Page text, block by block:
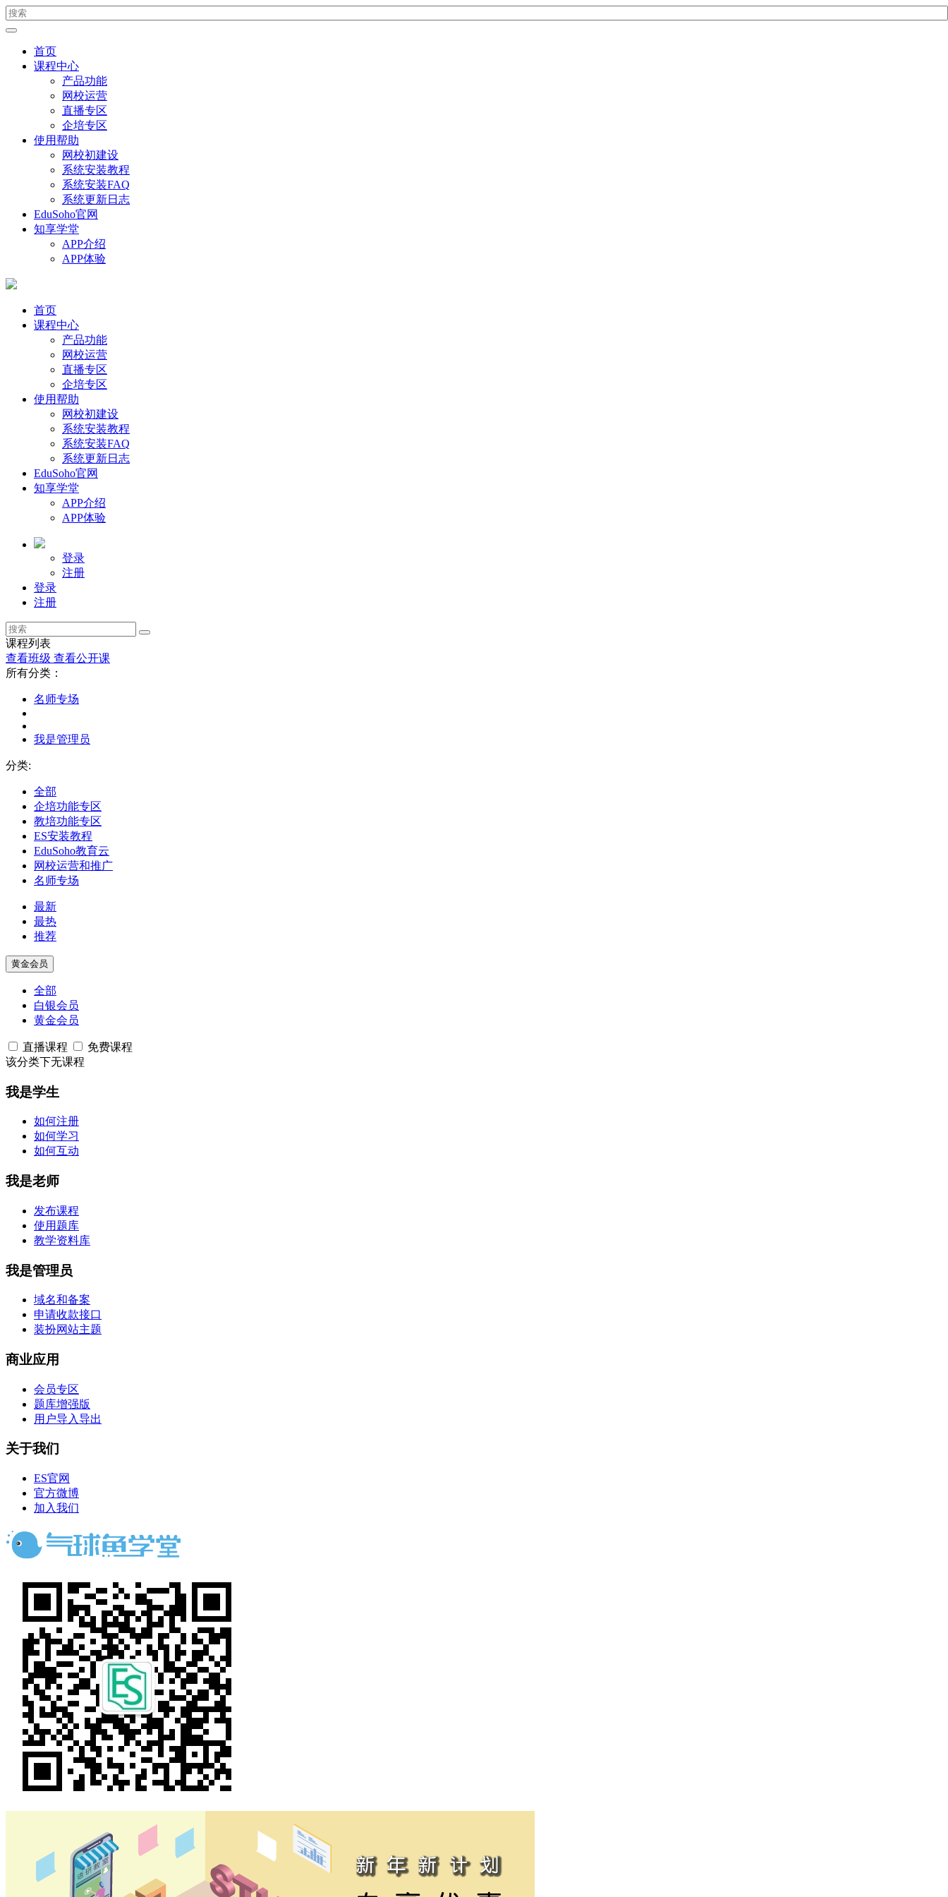
首页
课程中心
产品功能
网校运营
直播专区
企培专区
使用帮助
网校初建设
系统安装教程
系统安装FAQ
系统更新日志
EduSoho官网
知享学堂
APP介绍
APP体验
首页
课程中心
产品功能
网校运营
直播专区
企培专区
使用帮助
网校初建设
系统安装教程
系统安装FAQ
系统更新日志
EduSoho官网
知享学堂
APP介绍
APP体验
登录
注册
登录
注册
课程列表
查看班级 查看公开课
所有分类：
名师专场
我是管理员
分类:
全部
企培功能专区
教培功能专区
ES安装教程
EduSoho教育云
网校运营和推广
名师专场
最新
最热
推荐
黄金会员
全部
白银会员
黄金会员
直播课程
免费课程
该分类下无课程
我是学生
如何注册
如何学习
如何互动
我是老师
发布课程
使用题库
教学资料库
我是管理员
域名和备案
申请收款接口
装扮网站主题
商业应用
会员专区
题库增强版
用户导入导出
关于我们
ES官网
官方微博
加入我们